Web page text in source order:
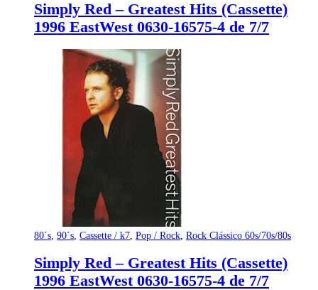
Simply Red – Greatest Hits (Cassette)
1996 EastWest 0630-16575-4 de 7/7
80´s 90´s Cassette / k7 Pop / Rock Rock Clássico 60s/70s/80s
Simply Red – Greatest Hits (Cassette)
1996 EastWest 0630-16575-4 de 7/7